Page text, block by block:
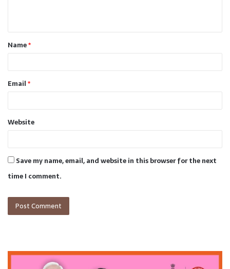
t
*Name*
Email*
Website
Save my name, email, and website in this browser for the next
time I comment.